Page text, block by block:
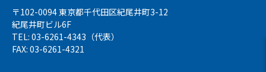
〒102-0094 東京都千代田区紀尾井町3-12
紀尾井町ビル6F
TEL: 03-6261-4343（代表）
FAX: 03-6261-4321